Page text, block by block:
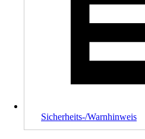
Sicherheits-/Warnhinweis